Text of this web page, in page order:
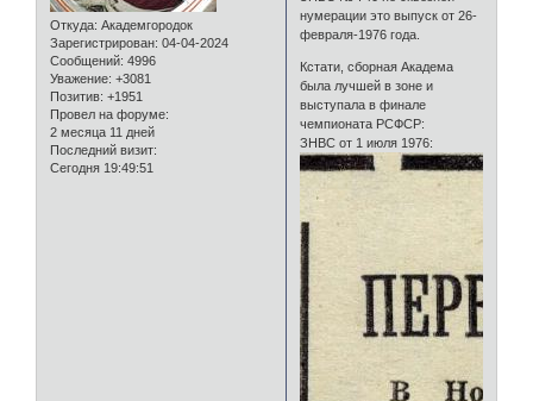
Откуда: Академгородок
Зарегистрирован: 04-04-2024
Сообщений: 4996
Уважение: +3081
Позитив: +1951
Провел на форуме:
2 месяца 11 дней
Последний визит:
Сегодня 19:49:51
нумерации это выпуск от 26-
февраля-1976 года.
Кстати, сборная Академа
была лучшей в зоне и
выступала в финале
чемпионата РСФСР:
ЗНВС от 1 июля 1976: